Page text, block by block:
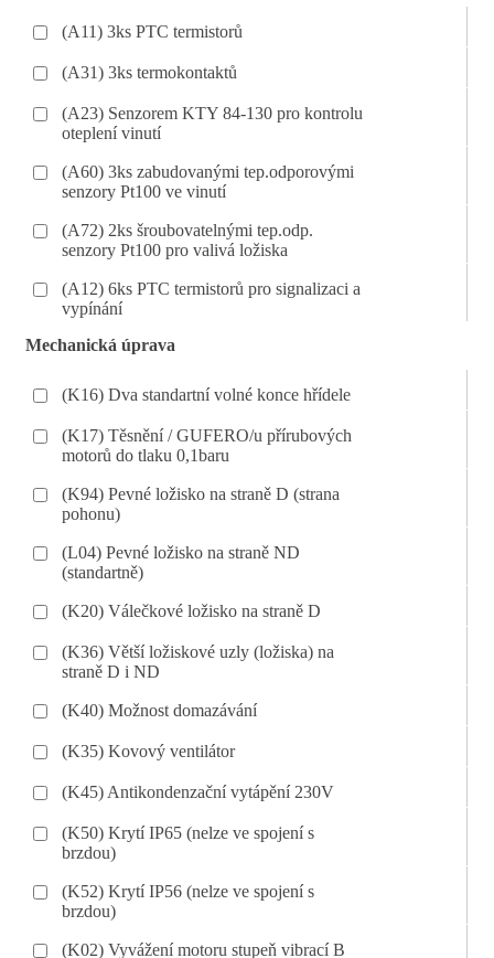
(A11) 3ks PTC termistorů
(A31) 3ks termokontaktů
(A23) Senzorem KTY 84-130 pro kontrolu
oteplení vinutí
(A60) 3ks zabudovanými tep.odporovými
senzory Pt100 ve vinutí
(A72) 2ks šroubovatelnými tep.odp.
senzory Pt100 pro valivá ložiska
(A12) 6ks PTC termistorů pro signalizaci a
vypínání
Mechanická úprava
(K16) Dva standartní volné konce hřídele
(K17) Těsnění / GUFERO/u přírubových
motorů do tlaku 0,1baru
(K94) Pevné ložisko na straně D (strana
pohonu)
(L04) Pevné ložisko na straně ND
(standartně)
(K20) Válečkové ložisko na straně D
(K36) Větší ložiskové uzly (ložiska) na
straně D i ND
(K40) Možnost domazávání
(K35) Kovový ventilátor
(K45) Antikondenzační vytápění 230V
(K50) Krytí IP65 (nelze ve spojení s
brzdou)
(K52) Krytí IP56 (nelze ve spojení s
brzdou)
(K02) Vyvážení motoru stupeň vibrací B